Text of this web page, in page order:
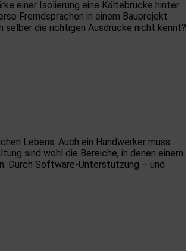
einer Isolierung eine Kältebrücke hinter
Fremdsprachen in einem Bauprojekt
selber die richtigen Ausdrücke nicht kennt?
Lebens. Auch ein Handwerker muss
sind wohl die Bereiche, in denen einem
Durch Software-Unterstützung – und